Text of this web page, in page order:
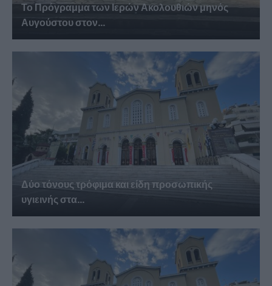
Το Πρόγραμμα των Ιερών Ακολουθιών μηνός
Αυγούστου στον...
Δύο τόνους τρόφιμα και είδη προσωπικής
υγιεινής στα...